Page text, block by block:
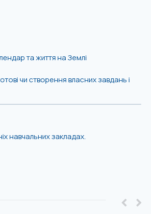
та життя на Землі
чи створення власних завдань і
навчальних закладах.